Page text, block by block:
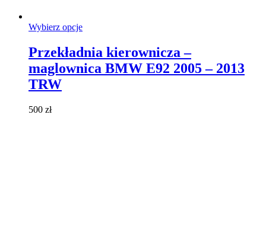
Wybierz opcjeTen
ma
wiele
wariantów.
Przekładnia kierownicza –
maglownica BMW E92 2005 – 2013
TRW
500 zł